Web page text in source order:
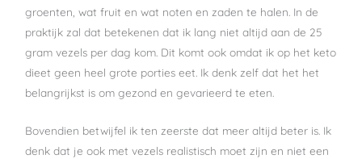
groenten, wat fruit en wat noten en zaden te halen. In de
praktijk zal dat betekenen dat ik lang niet altijd aan de 25
gram vezels per dag kom. Dit komt ook omdat ik op het keto
dieet geen heel grote porties eet. Ik denk zelf dat het het
belangrijkst is om gezond en gevarieerd te eten.
Bovendien betwijfel ik ten zeerste dat meer altijd beter is. Ik
denk dat je ook met vezels realistisch moet zijn en niet een